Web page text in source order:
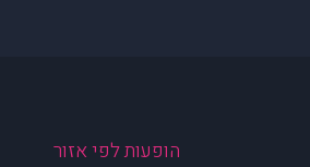
הופעות לפי אזור